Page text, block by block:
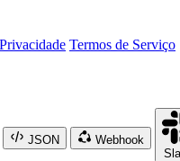
Termos de Serviço
JSON
Webhook